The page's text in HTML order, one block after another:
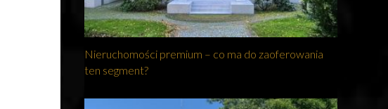
Nieruchomości premium – co ma do zaoferowania
ten segment?